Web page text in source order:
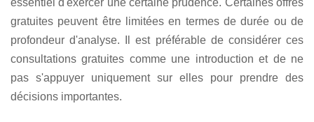
gratuites peuvent être limitées en termes de durée ou de
profondeur d'analyse. Il est préférable de considérer ces
consultations gratuites comme une introduction et de ne
pas s'appuyer uniquement sur elles pour prendre des
décisions importantes.